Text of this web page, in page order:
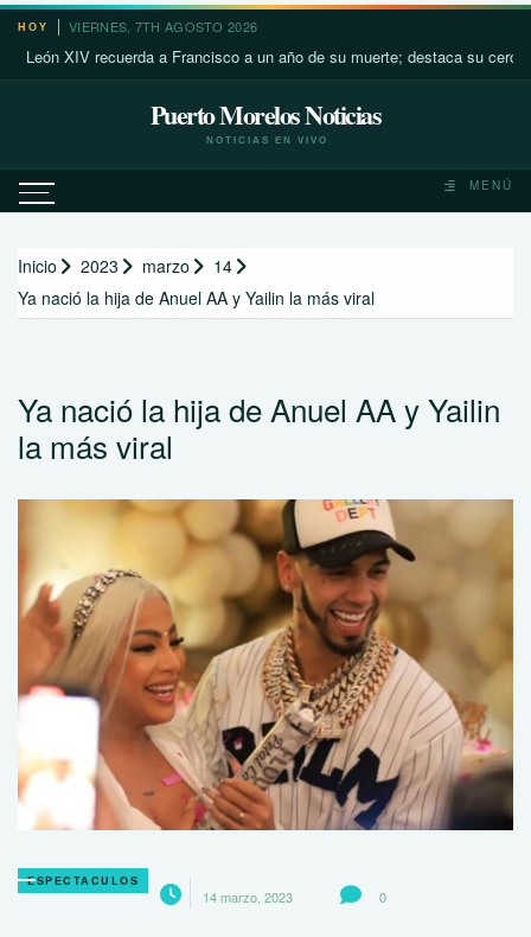
Saltar
contenido
HOY VIERNES, 7TH AGOSTO 2026
XIV recuerda a Francisco a un año de su muerte; destaca su cercanía
Puerto Morelos Noticias
NOTICIAS EN VIVO
MENÚ
Inicio 2023 marzo
14
Ya nació la hija de Anuel AA y Yailin la más viral
Ya nació la hija de Anuel AA y Yailin
la más viral
ESPECTACULOS
14 marzo, 2023 0